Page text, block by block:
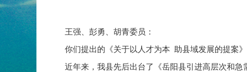
王强、彭勇、胡青委员：
你们提出的《关于以人才为本 助县域发展的提案
近年来，我县先后出台了《岳阳县引进高层次和